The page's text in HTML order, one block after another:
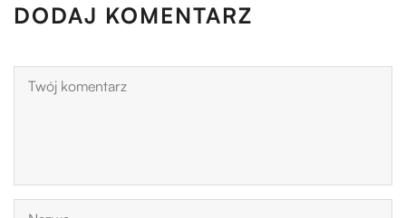
DODAJ KOMENTARZ